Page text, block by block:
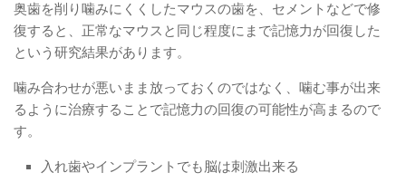
奥歯を削り噛みにくくしたマウスの歯を、セメントなどで修
復すると、正常なマウスと同じ程度にまで記憶力が回復した
という研究結果があります。
噛み合わせが悪いまま放っておくのではなく、噛む事が出来
るように治療することで記憶力の回復の可能性が高まるので
す。
入れ歯やインプラントでも脳は刺激出来る